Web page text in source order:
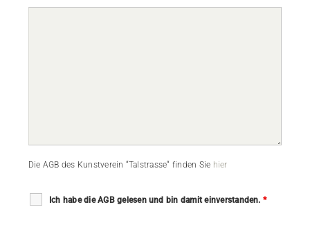
Die AGB des Kunstverein “Talstrasse“ finden Sie hier
Ich habe die AGB gelesen und bin damit einverstanden. *